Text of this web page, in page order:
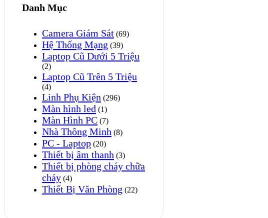
Danh Mục
Camera Giám Sát (69)
Hệ Thống Mạng (39)
Laptop Cũ Dưới 5 Triệu
(2)
Laptop Cũ Trên 5 Triệu
(4)
Linh Phụ Kiện (296)
Màn hình led (1)
Màn Hình PC (7)
Nhà Thông Minh (8)
PC - Laptop (20)
Thiết bị âm thanh (3)
Thiết bị phòng cháy chữa
cháy (4)
Thiết Bị Văn Phòng (22)